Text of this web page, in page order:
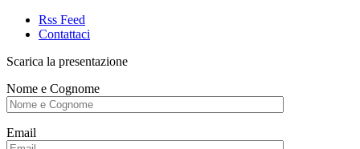
Rss Feed
Contattaci
Scarica la presentazione
Nome e Cognome
Email